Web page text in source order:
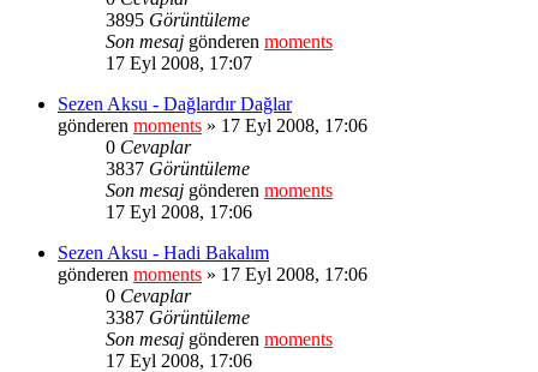
3895 Görüntüleme
Son mesaj gönderen moments
17 Eyl 2008, 17:07
Sezen Aksu - Dağlardır Dağlar
gönderen moments » 17 Eyl 2008, 17:06
0 Cevaplar
3837 Görüntüleme
Son mesaj gönderen moments
17 Eyl 2008, 17:06
Sezen Aksu - Hadi Bakalım
gönderen moments » 17 Eyl 2008, 17:06
0 Cevaplar
3387 Görüntüleme
Son mesaj gönderen moments
17 Eyl 2008, 17:06